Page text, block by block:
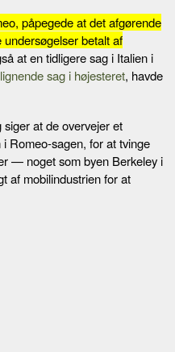
påpegede at det afgørende
betalt af
at en tidligere sag i Italien i
sag i højesteret, havde
at de overvejer et
Romeo-sagen, for at tvinge
— noget som byen Berkeley i
af mobilindustrien for at